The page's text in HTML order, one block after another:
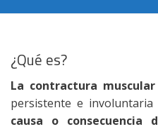
¿Qué es?
La contractura muscular
persistente e
causa o consecuencia